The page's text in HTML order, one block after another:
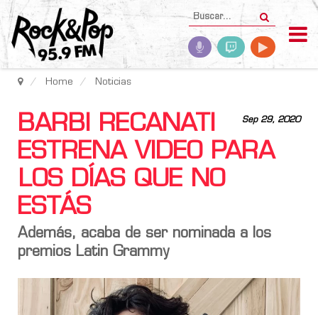
Home Noticias
Sep 29, 2020
BARBI RECANATI
ESTRENA VIDEO PARA
LOS DÍAS QUE NO
ESTÁS
Además, acaba de ser nominada a los
premios Latin Grammy